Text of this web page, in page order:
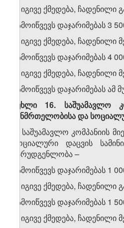
2. იგივე ქმედება, ჩადენილი
გამოიწვევს დაჯარიმებას
3. იგივე ქმედება, ჩადენილი
გამოიწვევს დაჯარიმებას
4. იგივე ქმედება,
გამოიწვევს დაჯარიმებას
მუხლი 16. საშუამავლო
ჯანმრთელობისა და
1. საშუამავლო
სოციალური დაცვის
წარუდგენლობა –
გამოიწვევს დაჯარიმებას
2. იგივე ქმედება, ჩადენილი
გამოიწვევს დაჯარიმებას
3. იგივე ქმედება, ჩადენილი